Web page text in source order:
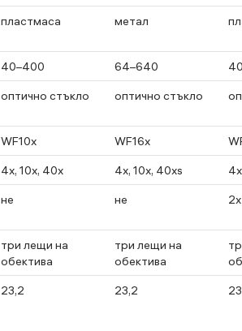
пластмаса метал
40–400 64–640
оптично стъкло оптично стъкло
WF10x WF16x
4х, 10х, 40х 4х, 10х, 40хs
не не 2x
три лещи на
обектива
три лещи на
обектива
23,2 23,2